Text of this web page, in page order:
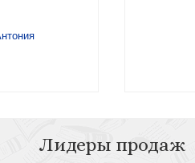
Лидеры продаж